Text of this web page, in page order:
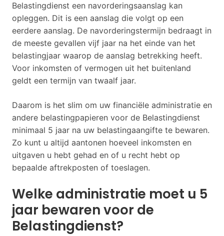
Belastingdienst een navorderingsaanslag kan
opleggen. Dit is een aanslag die volgt op een
eerdere aanslag. De navorderingstermijn bedraagt in
de meeste gevallen vijf jaar na het einde van het
belastingjaar waarop de aanslag betrekking heeft.
Voor inkomsten of vermogen uit het buitenland
geldt een termijn van twaalf jaar.
Daarom is het slim om uw financiële administratie en
andere belastingpapieren voor de Belastingdienst
minimaal 5 jaar na uw belastingaangifte te bewaren.
Zo kunt u altijd aantonen hoeveel inkomsten en
uitgaven u hebt gehad en of u recht hebt op
bepaalde aftrekposten of toeslagen.
Welke administratie moet u 5
jaar bewaren voor de
Belastingdienst?